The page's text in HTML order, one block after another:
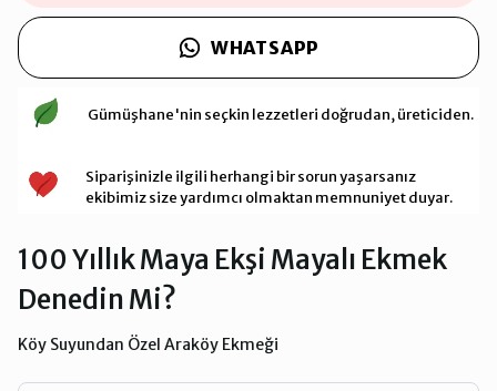
WHATSAPP
Gümüşhane'nin seçkin lezzetleri doğrudan, üreticiden.
Siparişinizle ilgili herhangi bir sorun yaşarsanız
ekibimiz size yardımcı olmaktan memnuniyet duyar.
100 Yıllık Maya Ekşi Mayalı Ekmek
Denedin Mi?
Köy Suyundan Özel Araköy Ekmeği